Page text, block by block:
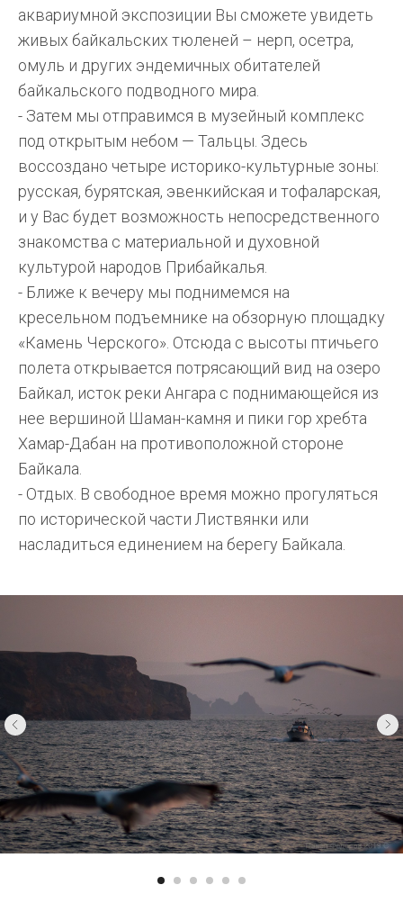
аквариумной экспозиции Вы сможете увидеть
живых байкальских тюленей – нерп, осетра,
омуль и других эндемичных обитателей
байкальского подводного мира.
- Затем мы отправимся в музейный комплекс
под открытым небом — Тальцы. Здесь
воссоздано четыре историко-культурные зоны:
русская, бурятская, эвенкийская и тофаларская,
и у Вас будет возможность непосредственного
знакомства с материальной и духовной
культурой народов Прибайкалья.
- Ближе к вечеру мы поднимемся на
кресельном подъемнике на обзорную площадку
«Камень Черского». Отсюда с высоты птичьего
полета открывается потрясающий вид на озеро
Байкал, исток реки Ангара с поднимающейся из
нее вершиной Шаман-камня и пики гор хребта
Хамар-Дабан на противоположной стороне
Байкала.
- Отдых. В свободное время можно прогуляться
по исторической части Листвянки или
насладиться единением на берегу Байкала.